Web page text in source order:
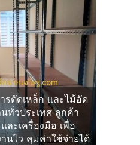
รตัดเหล็ก และไม้อัด
ทั่วประเทศ ลูกค้า
ละเครื่องมือ เพื่อ
นไว คุมค่าใช้จ่ายได้